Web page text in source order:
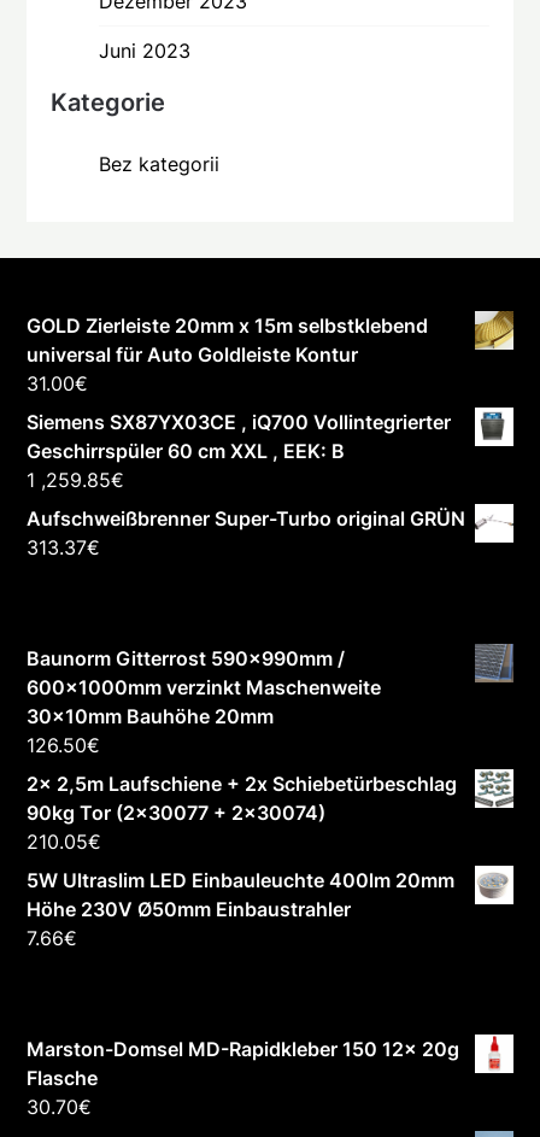
Juni 2023
Kategorie
Bez kategorii
GOLD Zierleiste 20mm x 15m selbstklebend
universal für Auto Goldleiste Kontur
31.00€
Siemens SX87YX03CE , iQ700 Vollintegrierter
Geschirrspüler 60 cm XXL , EEK: B
1 ,259.85€
Aufschweißbrenner Super-Turbo original GRÜN
313.37€
Baunorm Gitterrost 590x990mm /
600x1000mm verzinkt Maschenweite
30x10mm Bauhöhe 20mm
126.50€
2x 2,5m Laufschiene + 2x Schiebetürbeschlag
90kg Tor (2x30077 + 2x30074)
210.05€
5W Ultraslim LED Einbauleuchte 400lm 20mm
Höhe 230V Ø50mm Einbaustrahler
7.66€
Marston-Domsel MD-Rapidkleber 150 12x 20g
Flasche
30.70€